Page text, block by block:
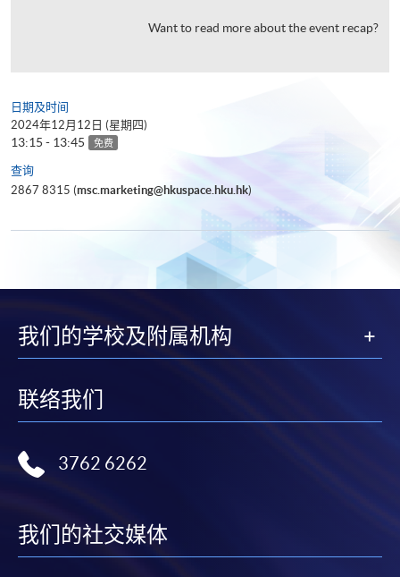
Want to read more about the event recap?
日期及时间
2024年12月12日 (星期四)
13:15 - 13:45 免费
查询
2867 8315 (msc.marketing@hkuspace.hku.hk)
我们的学校及附属机构
联络我们
3762 6262
我们的社交媒体